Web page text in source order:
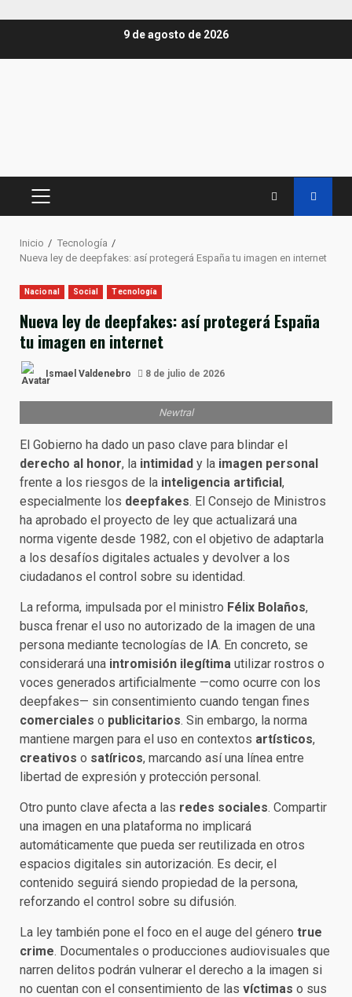
9 de agosto de 2026
MENÚ
Inicio
Tecnología
Nueva ley de deepfakes: así protegerá España tu imagen en internet
Nacional Social Tecnología
Nueva ley de deepfakes: así protegerá España
tu imagen en internet
Ismael Valdenebro 8 de julio de 2026
Newtral
El Gobierno ha dado un paso clave para blindar el
derecho al honor, la intimidad y la imagen personal
frente a los riesgos de la inteligencia artificial,
especialmente los deepfakes. El Consejo de Ministros
ha aprobado el proyecto de ley que actualizará una
norma vigente desde 1982, con el objetivo de adaptarla
a los desafíos digitales actuales y devolver a los
ciudadanos el control sobre su identidad.
La reforma, impulsada por el ministro Félix Bolaños,
busca frenar el uso no autorizado de la imagen de una
persona mediante tecnologías de IA. En concreto, se
considerará una intromisión ilegítima utilizar rostros o
voces generados artificialmente —como ocurre con los
deepfakes— sin consentimiento cuando tengan fines
comerciales o publicitarios. Sin embargo, la norma
mantiene margen para el uso en contextos artísticos,
creativos o satíricos, marcando así una línea entre
libertad de expresión y protección personal.
Otro punto clave afecta a las redes sociales. Compartir
una imagen en una plataforma no implicará
automáticamente que pueda ser reutilizada en otros
espacios digitales sin autorización. Es decir, el
contenido seguirá siendo propiedad de la persona,
reforzando el control sobre su difusión.
La ley también pone el foco en el auge del género true
crime. Documentales o producciones audiovisuales que
narren delitos podrán vulnerar el derecho a la imagen si
no cuentan con el consentimiento de las víctimas o sus